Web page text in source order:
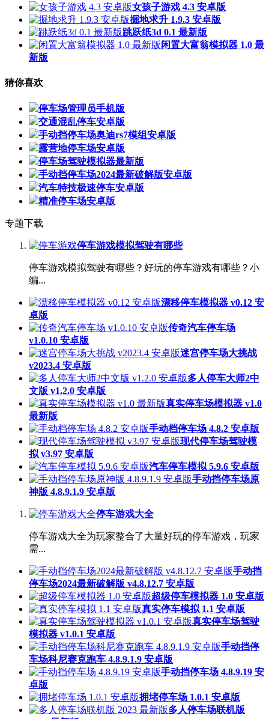
女孩子游戏 4.3 安卓版
掘地求升 1.9.3 安卓版
跳跃纸3d 0.1 最新版
闲置大富翁模拟器 1.0 最
新版
猜你喜欢
停车场管理员手机版
交通混乱停车安卓版
手动挡停车场奥迪rs7模组安卓版
露营地停车场安卓版
停车场驾驶模拟器最新版
手动挡停车场2024最新破解版安卓版
汽车特技极速停车安卓版
精准停车场安卓版
专题下载
停车游戏模拟驾驶有哪些
停车游戏模拟驾驶有哪些？好玩的停车游戏有哪些？小
编...
漂移停车模拟器 v0.12 安
卓版
传奇汽车停车场
v1.0.10 安卓版
迷宫停车场大挑战
v2023.4 安卓版
多人停车大师2中
文版 v1.2.0 安卓版
真实停车场模拟器 v1.0
最新版
手动档停车场 4.8.2 安卓版
现代停车场驾驶模
拟 v3.97 安卓版
汽车停车模拟 5.9.6 安卓版
手动挡停车场原
神版 4.8.9.1.9 安卓版
停车游戏大全
停车游戏大全为玩家整合了大量好玩的停车游戏，玩家
需...
手动挡
停车场2024最新破解版 v4.8.12.7 安卓版
超级停车模拟器 1.0 安卓版
真实停车模拟 1.1 安卓版
真实停车场驾驶
模拟器 v1.0.1 安卓版
手动挡停
车场科尼赛克跑车 4.8.9.1.9 安卓版
手动挡停车场 4.8.9.19 安
卓版
拥堵停车场 1.0.1 安卓版
多人停车场联机版